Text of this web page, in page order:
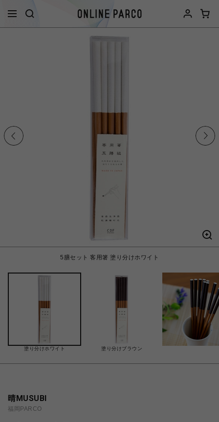
5膳セット 客用箸 塗り分けホワイト
塗り分けホワイト 塗り分けブラウン
晴MUSUBI
福岡PARCO